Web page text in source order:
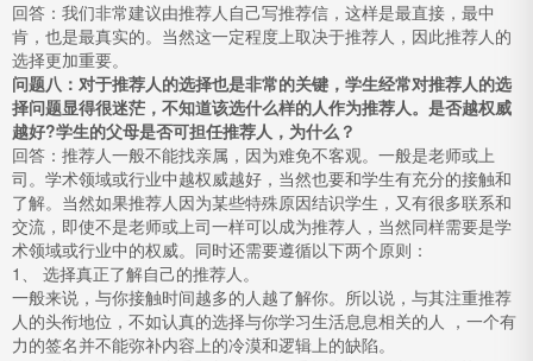
回答：我们非常建议由推荐人自己写推荐信，这样是最直接，最中
肯，也是最真实的。当然这一定程度上取决于推荐人，因此推荐人的
选择更加重要。
问题八：对于推荐人的选择也是非常的关键，学生经常对推荐人的选
择问题显得很迷茫，不知道该选什么样的人作为推荐人。是否越权威
越好?学生的父母是否可担任推荐人，为什么？
回答：推荐人一般不能找亲属，因为难免不客观。一般是老师或上
司。学术领域或行业中越权威越好，当然也要和学生有充分的接触和
了解。当然如果推荐人因为某些特殊原因结识学生，又有很多联系和
交流，即使不是老师或上司一样可以成为推荐人，当然同样需要是学
术领域或行业中的权威。同时还需要遵循以下两个原则：
1、 选择真正了解自己的推荐人。
一般来说，与你接触时间越多的人越了解你。所以说，与其注重推荐
人的头衔地位，不如认真的选择与你学习生活息息相关的人 ，一个有
力的签名并不能弥补内容上的冷漠和逻辑上的缺陷。